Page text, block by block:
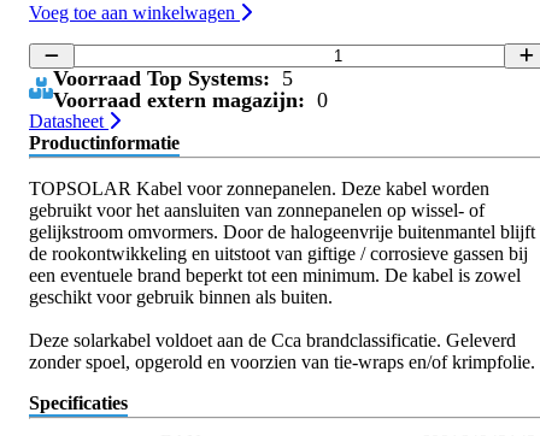
Voeg toe aan winkelwagen
Voorraad Top Systems: 5
Voorraad extern magazijn: 0
Datasheet
Productinformatie
TOPSOLAR Kabel voor zonnepanelen. Deze kabel worden
gebruikt voor het aansluiten van zonnepanelen op wissel- of
gelijkstroom omvormers. Door de halogeenvrije buitenmantel blijft
de rookontwikkeling en uitstoot van giftige / corrosieve gassen bij
een eventuele brand beperkt tot een minimum. De kabel is zowel
geschikt voor gebruik binnen als buiten.
Deze solarkabel voldoet aan de Cca brandclassificatie. Geleverd
zonder spoel, opgerold en voorzien van tie-wraps en/of krimpfolie.
Specificaties